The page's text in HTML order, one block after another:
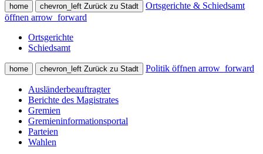
home chevron_left Zurück zu Stadt
Ortsgerichte & Schiedsamt
öffnen arrow_forward
Ortsgerichte
Schiedsamt
home chevron_left Zurück zu Stadt Politik öffnen arrow_forward
Ausländerbeauftragter
Berichte des Magistrates
Gremien
Gremieninformationsportal
Parteien
Wahlen